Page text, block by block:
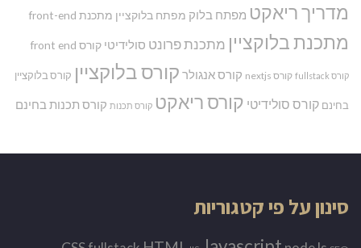
מדריך ריאקט מפתח בלוק מפתח בלוקציין מתכנת front-end
מתכנת בלוקציין מתכנת פרונט סולידיטי קורס front end
קורס fullstack קורס nextjs קורס אנגולר קורס בלוקציין קורס בלוקציין
בחינם קורס סולידיטי קורס ריאקט קורס תכנות קורס תכנות בחינם
סינון על פי קטגוריות